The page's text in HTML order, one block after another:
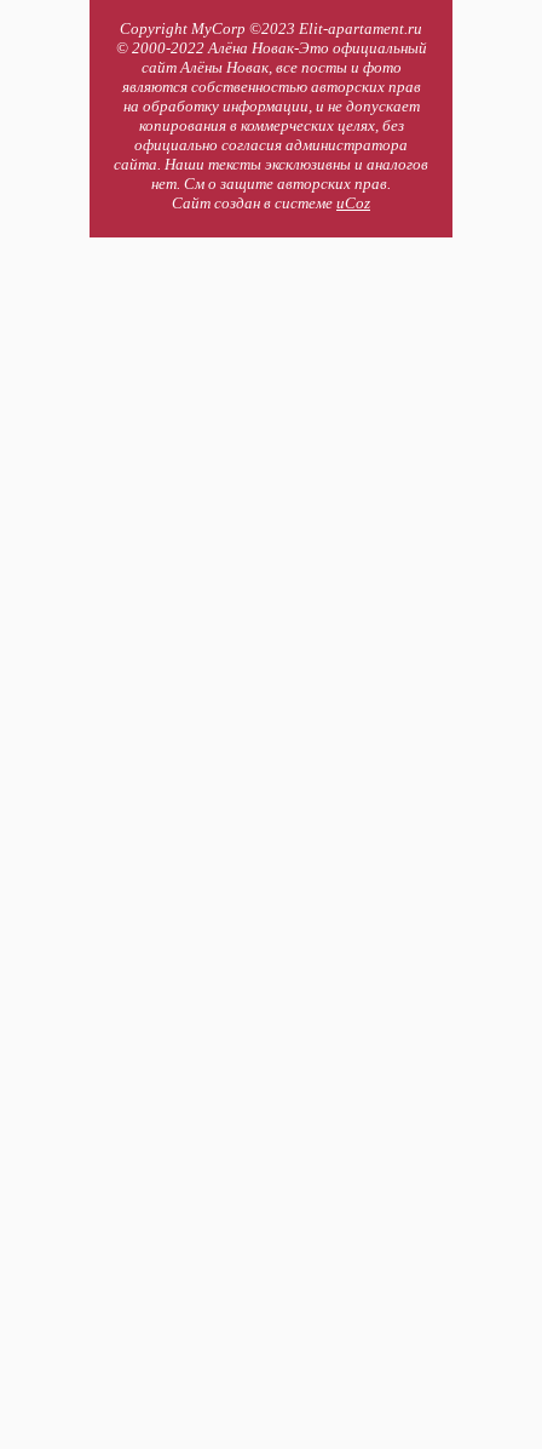
Copyright MyCorp ©2023 Elit-apartament.ru
© 2000-2022 Алёна Новак-Это официальный
сайт Алёны Новак, все посты и фото
являются собственностью авторских прав
на обработку информации, и не допускает
копирования в коммерческих целях, без
официально согласия администратора
сайта. Наши тексты эксклюзивны и аналогов
нет. См о защите авторских прав.
Сайт создан в системе uCoz